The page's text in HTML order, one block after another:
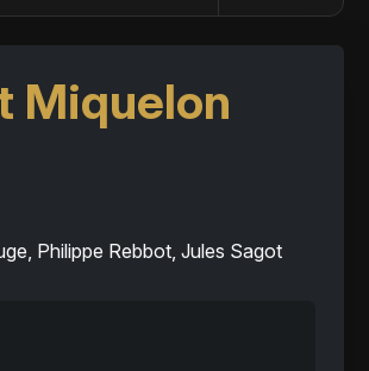
Miquelon
Philippe Rebbot, Jules Sagot